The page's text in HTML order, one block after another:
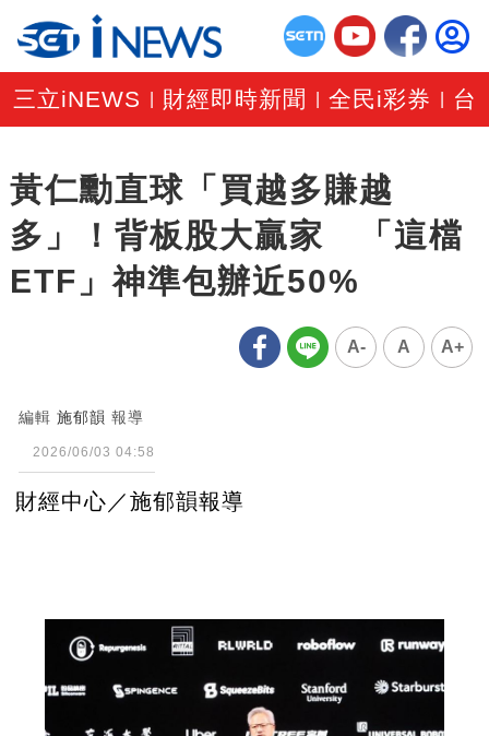
三立iNEWS 財經即時新聞 |全民i彩券 台
黃仁勳直球「買越多賺越
多」！背板股大贏家 「這檔
ETF」神準包辦近50%
A- A A+
編輯 施郁韻 報導
2026/06/03 04:58
財經中心／施郁韻報導